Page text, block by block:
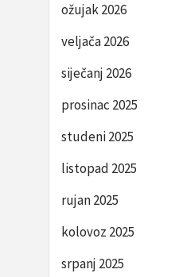
ožujak 2026
veljača 2026
siječanj 2026
prosinac 2025
studeni 2025
listopad 2025
rujan 2025
kolovoz 2025
srpanj 2025